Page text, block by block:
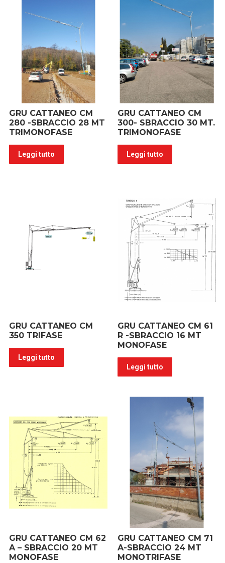
GRU CATTANEO CM
280 -SBRACCIO 28 MT
TRIMONOFASE
Leggi tutto
GRU CATTANEO CM
300- SBRACCIO 30 MT.
TRIMONOFASE
Leggi tutto
GRU CATTANEO CM
350 TRIFASE
Leggi tutto
GRU CATTANEO CM 61
R -SBRACCIO 16 MT
MONOFASE
Leggi tutto
GRU CATTANEO CM 62
A – SBRACCIO 20 MT
MONOFASE
GRU CATTANEO CM 71
A-SBRACCIO 24 MT
MONOTRIFASE